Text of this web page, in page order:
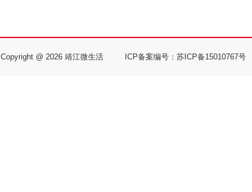
Copyright @ 2026 靖江微生活 ICP备案编号：苏ICP备15010767号